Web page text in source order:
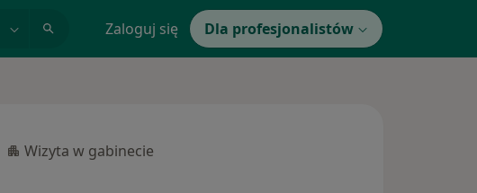
Zaloguj się Dla profesjonalistów
Wizyta w gabinecie
Wizyta w gabinecie